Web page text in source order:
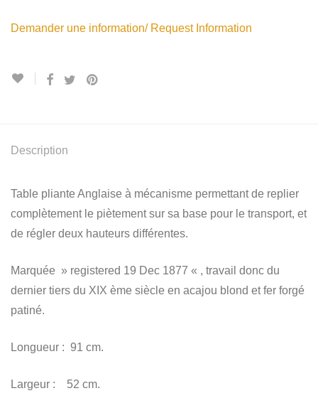
Demander une information/ Request Information
Description
Table pliante Anglaise à mécanisme permettant de replier
complètement le piètement sur sa base pour le transport, et
de régler deux hauteurs différentes.
Marquée » registered 19 Dec 1877 « , travail donc du
dernier tiers du XIX ème siècle en acajou blond et fer forgé
patiné.
Longueur : 91 cm.
Largeur : 52 cm.